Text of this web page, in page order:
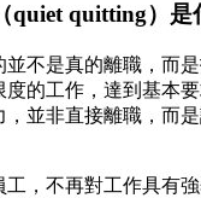
quiet quitting）是
並不是真的離職，而
的工作，達到基本
，並非直接離職，而
工，不再對工作具有